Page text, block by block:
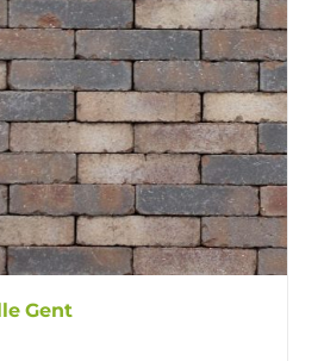
Gent